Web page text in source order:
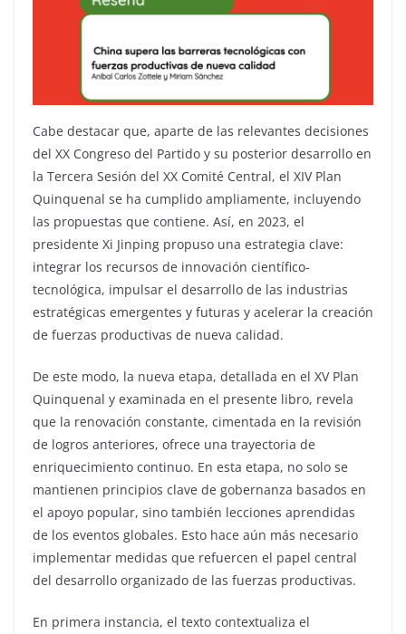
Cabe destacar que, aparte de las relevantes decisiones
del XX Congreso del Partido y su posterior desarrollo en
la Tercera Sesión del XX Comité Central, el XIV Plan
Quinquenal se ha cumplido ampliamente, incluyendo
las propuestas que contiene. Así, en 2023, el
presidente Xi Jinping propuso una estrategia clave:
integrar los recursos de innovación científico-
tecnológica, impulsar el desarrollo de las industrias
estratégicas emergentes y futuras y acelerar la creación
de fuerzas productivas de nueva calidad.
De este modo, la nueva etapa, detallada en el XV Plan
Quinquenal y examinada en el presente libro, revela
que la renovación constante, cimentada en la revisión
de logros anteriores, ofrece una trayectoria de
enriquecimiento continuo. En esta etapa, no solo se
mantienen principios clave de gobernanza basados en
el apoyo popular, sino también lecciones aprendidas
de los eventos globales. Esto hace aún más necesario
implementar medidas que refuercen el papel central
del desarrollo organizado de las fuerzas productivas.
En primera instancia, el texto contextualiza el